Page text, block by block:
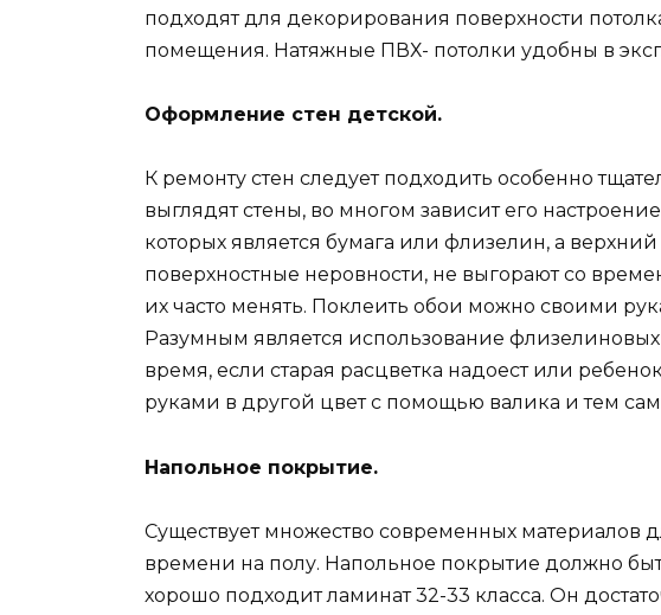
подходят для декорирования поверхности
помещения. Натяжные ПВХ- потолки удобны в
Оформление стен детской.
К ремонту стен следует подходить особенно
выглядят стены, во многом зависит его
которых является бумага или флизелин, а
поверхностные неровности, не выгорают со
их часто менять. Поклеить обои можно своими
Разумным является использование
время, если старая расцветка надоест или
руками в другой цвет с помощью валика и тем
Напольное покрытие.
Существует множество современных материалов
времени на полу. Напольное покрытие должно
хорошо подходит ламинат 32-33 класса. Он